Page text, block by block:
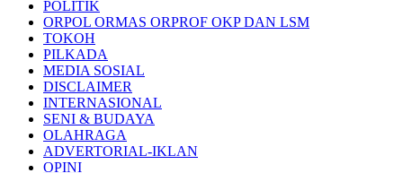
POLITIK
ORPOL ORMAS ORPROF OKP DAN LSM
TOKOH
PILKADA
MEDIA SOSIAL
DISCLAIMER
INTERNASIONAL
SENI & BUDAYA
OLAHRAGA
ADVERTORIAL-IKLAN
OPINI